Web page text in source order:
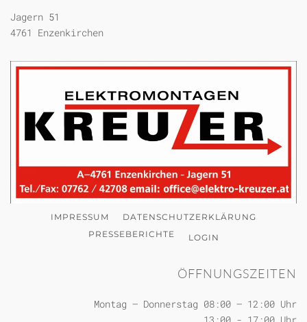
Jagern 51
4761 Enzenkirchen
IMPRESSUM
DATENSCHUTZERKLÄRUNG
PRESSEBERICHTE
LOGIN
ÖFFNUNGSZEITEN
Montag – Donnerstag 08:00 – 12:00 Uhr